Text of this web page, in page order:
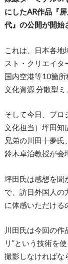
にしたAR作品『
代』の公開が開始
これは、日本各地
スト・クリエイタ
国内空港等10箇
文化資源 分散型ミ
そして今日、プロ
文化担当）坪田知
兄弟の川田十夢
鈴木卓治教授が会
坪田氏は感想を聞
で、訪日外国人の
に体感いただける
川田氏は今回の作
リ”という技術を
撮影しなければな